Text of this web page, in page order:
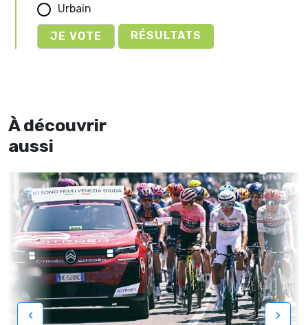
Urbain
RÉSULTATS
À découvrir
aussi
‹ ›